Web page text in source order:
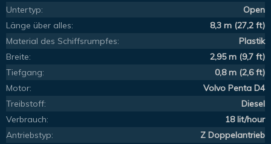
Untertyp:
Open
Länge über alles:
8,3 m (27,2 ft)
Material des Schiffsrumpfes:
Plastik
Breite:
2,95 m (9,7 ft)
Tiefgang:
0,8 m (2,6 ft)
Motor:
Volvo Penta D4
Treibstoff:
Diesel
Verbrauch:
18 lit/hour
Antriebstyp:
Z Doppelantrieb